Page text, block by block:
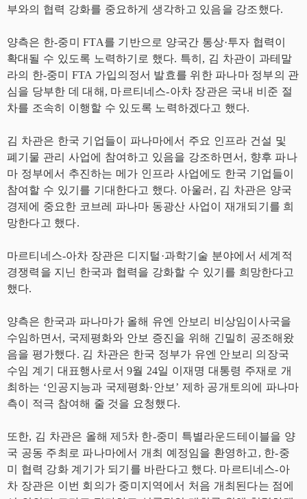
부와의 협력 강화를 중요하게 생각하고 있음을 강조했다.
양측은 한-중미 FTA를 기반으로 양국간 통상·투자 협력이
확대될 수 있도록 노력하기로 했다. 특히, 김 차관이 과테말
라의 한-중미 FTA 가입의정서 발효를 위한 파나마 정부의 관
심을 당부한 데 대해, 마르티네스-아차 장관은 국내 비준 절
차를 조속히 이행할 수 있도록 노력하겠다고 했다.
김 차관은 한국 기업들이 파나마에서 주요 인프라 건설 및
폐기물 관리 사업에 참여하고 있음을 강조하면서, 향후 파나
마 정부에서 추진하는 메가 인프라 사업에도 한국 기업들이
참여할 수 있기를 기대한다고 했다. 아울러, 김 차관은 양국
경제에 중요한 코브레 파나마 동광산 사업이 재개되기를 희
망한다고 했다.
마르티네스-아차 장관은 디지털·과학기술 분야에서 세계적
경쟁력을 지닌 한국과 협력을 강화할 수 있기를 희망한다고
했다.
양측은 한국과 파나마가 올해 유엔 안보리 비상임이사국을
수임하면서, 국제평화와 안보 증진을 위해 긴밀히 공조해왔
음을 평가했다. 김 차관은 한국 정부가 유엔 안보리 의장국
수임 계기 대표행사로서 9월 24일 이재명 대통령 주재로 개
최하는 ‘인공지능과 국제평화·안보’ 제하 공개토의에 파나마
측이 적극 참여해 줄 것을 요청했다.
또한, 김 차관은 올해 제5차 한-중미 특별라운드테이블을 양
국 공동 주최로 파나마에서 개최 예정임을 환영하고, 한-중
미 협력 강화 계기가 되기를 바란다고 했다. 마르티네스-아
차 장관은 이번 회의가 중미지역에서 처음 개최된다는 점에